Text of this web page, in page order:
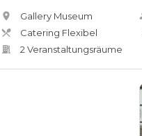
Gallery Museum
Catering Flexibel
2 Veranstaltungsräume